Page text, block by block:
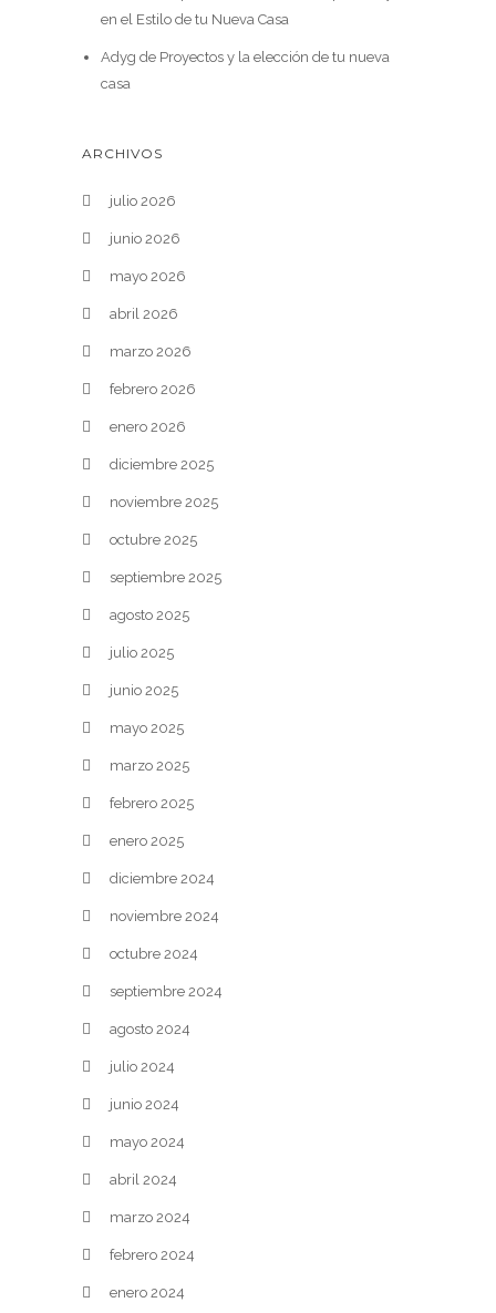
en el Estilo de tu Nueva Casa
Adyg de Proyectos y la elección de tu nueva
casa
ARCHIVOS
julio 2026
junio 2026
mayo 2026
abril 2026
marzo 2026
febrero 2026
enero 2026
diciembre 2025
noviembre 2025
octubre 2025
septiembre 2025
agosto 2025
julio 2025
junio 2025
mayo 2025
marzo 2025
febrero 2025
enero 2025
diciembre 2024
noviembre 2024
octubre 2024
septiembre 2024
agosto 2024
julio 2024
junio 2024
mayo 2024
abril 2024
marzo 2024
febrero 2024
enero 2024